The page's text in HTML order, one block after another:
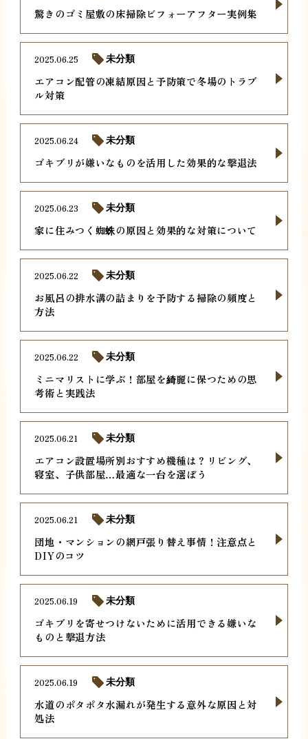
驚きのゴミ屋敷の床掃除ビフォーアフター実例集
エアコン配管の凍結原因と予防策で冬場のトラブ
ル対策
2025.06.25 未分類
ゴキブリが嫌いなものを活用した効果的な撃退法
2025.06.24 未分類
家に住みつく蜘蛛の原因と効果的な対策について
2025.06.23 未分類
お風呂の排水溝の詰まりを予防する掃除の頻度と
方法
2025.06.22 未分類
ミニマリストに学ぶ！部屋を綺麗に保つための思
考術と実践法
2025.06.22 未分類
エアコン設置場所別おすすめ機種は？リビング、
寝室、子供部屋…最適な一台を選ぼう
2025.06.21 未分類
団地・マンションの網戸張り替え事情！注意点と
DIYのコツ
2025.06.21 未分類
ゴキブリを寄せつけないために活用できる嫌いな
ものと撃退方法
2025.06.19 未分類
水道のポタポタ水漏れが発生する意外な原因と対
処法
2025.06.19 未分類